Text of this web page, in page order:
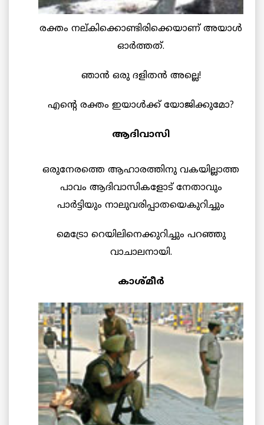
രക്തം നല്കിക്കൊണ്ടിരിക്കെയാണ് അയാള്‍
ഓര്‍ത്തത്‌.
ഞാന്‍ ഒരു ദളിതന്‍ അല്ലെ!
എന്റെ രക്തം ഇയാള്‍ക്ക് യോജിക്കുമോ?
ആദിവാസി
ഒരുനേരത്തെ ആഹാരത്തിനു വകയില്ലാത്ത
പാവം ആദിവാസികളോട് നേതാവും
പാര്‍ട്ടിയും നാലുവരിപ്പാതയെകുറിച്ചും
മെട്രോ റെയിലിനെക്കുറിച്ചും പറഞ്ഞു
വാചാലനായി.
കാശ്മീര്‍